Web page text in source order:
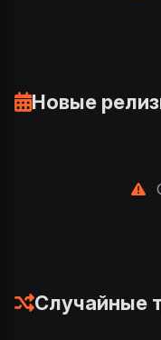
Новые
Случайные